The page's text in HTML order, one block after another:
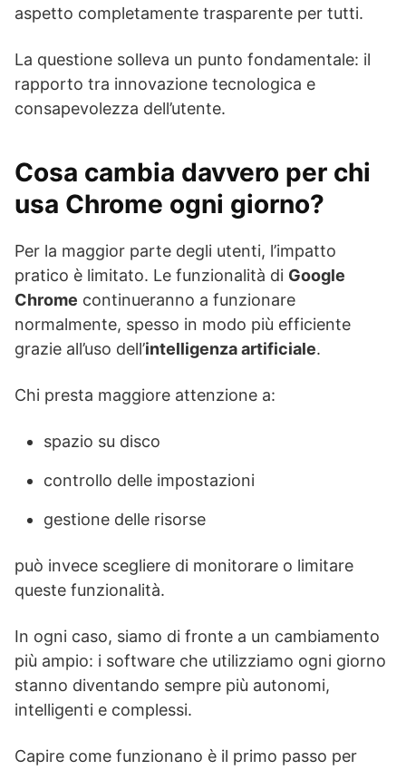
aspetto completamente trasparente per tutti.
La questione solleva un punto fondamentale: il
rapporto tra innovazione tecnologica e
consapevolezza dell’utente.
Cosa cambia davvero per chi
usa Chrome ogni giorno?
Per la maggior parte degli utenti, l’impatto
pratico è limitato. Le funzionalità di Google
Chrome continueranno a funzionare
normalmente, spesso in modo più efficiente
grazie all’uso dell’intelligenza artificiale.
Chi presta maggiore attenzione a:
spazio su disco
controllo delle impostazioni
gestione delle risorse
può invece scegliere di monitorare o limitare
queste funzionalità.
In ogni caso, siamo di fronte a un cambiamento
più ampio: i software che utilizziamo ogni giorno
stanno diventando sempre più autonomi,
intelligenti e complessi.
Capire come funzionano è il primo passo per